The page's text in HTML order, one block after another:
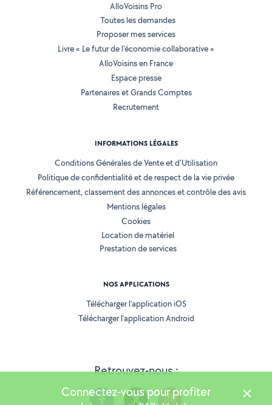
Retrouvez-nous :
AlloVoisins Pro
Toutes les demandes
Proposer mes services
Livre « Le futur de l'économie collaborative »
AlloVoisins en France
Espace presse
Partenaires et Grands Comptes
Recrutement
INFORMATIONS LÉGALES
Conditions Générales de Vente et d'Utilisation
Politique de confidentialité et de respect de la vie privée
Référencement, classement des annonces et contrôle des avis
Mentions légales
Cookies
Location de matériel
Prestation de services
NOS APPLICATIONS
Télécharger l’application iOS
Télécharger l’application Android
Connectez-vous pour profiter